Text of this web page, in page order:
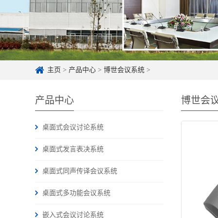
主页 > 产品中心 > 博世会议系统 >
产品中心
桌面式会议讨论系统
桌面式发言表决系统
桌面式同声传译会议系统
桌面式多功能会议系统
嵌入式会议讨论系统
博世会